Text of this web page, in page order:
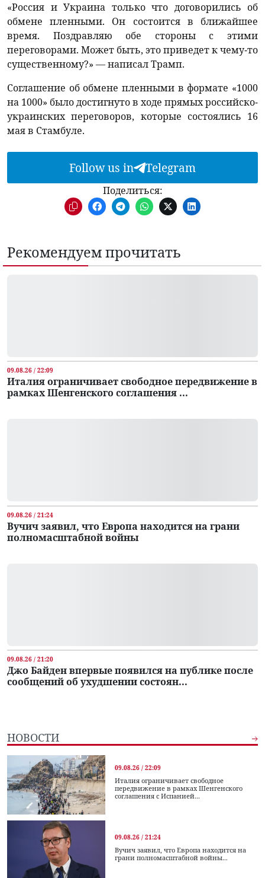
«Россия и Украина только что договорились об
обмене пленными. Он состоится в ближайшее
время. Поздравляю обе стороны с этими
переговорами. Может быть, это приведет к чему-то
существенному?» — написал Трамп.
Соглашение об обмене пленными в формате «1000
на 1000» было достигнуто в ходе прямых российско-
украинских переговоров, которые состоялись 16
мая в Стамбуле.
Follow us in Telegram
Поделиться:
Рекомендуем прочитать
09.08.26 / 22:09
Италия ограничивает свободное передвижение в
рамках Шенгенского соглашения ...
09.08.26 / 21:24
Вучич заявил, что Европа находится на грани
полномасштабной войны
09.08.26 / 21:20
Джо Байден впервые появился на публике после
сообщений об ухудшении состоян...
НОВОСТИ
09.08.26 / 22:09
Италия ограничивает свободное
передвижение в рамках Шенгенского
соглашения с Испанией...
09.08.26 / 21:24
Вучич заявил, что Европа находится на
грани полномасштабной войны...